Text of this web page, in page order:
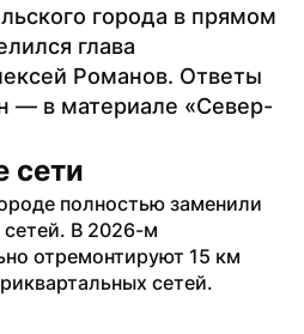
города в прямом
глава
Романов. Ответы
— в материале «Север-
сети
полностью заменили
В 2026-м
отремонтируют 15 км
сетей.